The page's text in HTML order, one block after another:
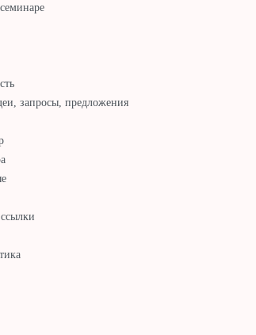
запросы, предложения